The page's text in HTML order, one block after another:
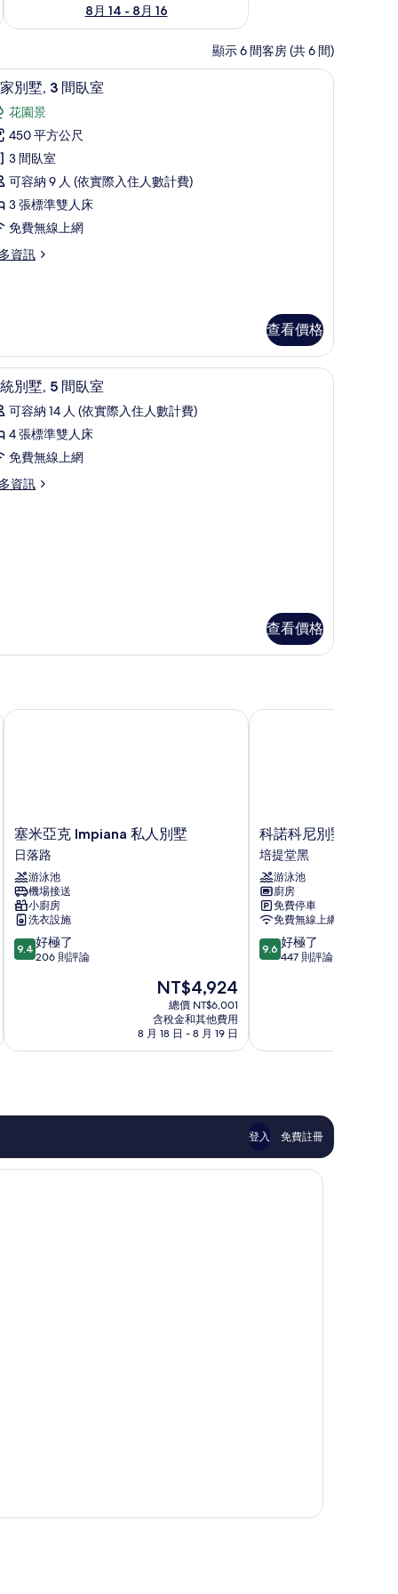
8月 14 - 8月 16
顯示 6 間客房 (共 6 間)
風機、浴袍 獨立浴缸和淋浴設備、環保盥洗用品、吹風機
15別墅, 3 間臥室
花園景
450 平方公尺
3 間臥室
可容納 9 人 (依實際入住人數計費)
3 張標準雙人床
免費無線上網
資訊
查看價格
8 別墅, 5 間臥室
可容納 14 人 (依實際入住人數計費)
4 張標準雙人床
免費無線上網
資訊
查看價格
塞
米
亞
克
Impiana
私
人
別
墅
塞米亞克 Impiana 私人別墅
日落路
游泳池
機場接送
小廚房
洗衣設施
9.4
分，
極
評
9.4 好極了
206 則評論
現
價
格
為
NT$4,924
總價 NT$6,001
含稅金和其他費用
8 月 18 日 - 8 月 19 日
塞米亞克 Impiana 私人別墅
科
諾
科
尼
別
墅
培
提
堂
科諾科尼別墅
培提堂黑
游泳池
廚房
免費停車
免費無線上網
9.6
分，
極
評
論
9.6 好極了
447 則評論
科諾科尼別墅
登入 免費註冊